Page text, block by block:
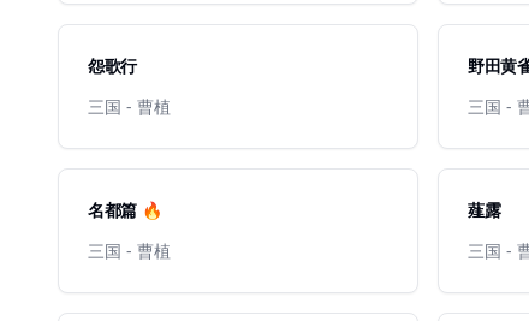
怨歌行
三国 - 曹植
野田黄
三国 -
名都篇 🔥
三国 - 曹植
薤露
三国 -